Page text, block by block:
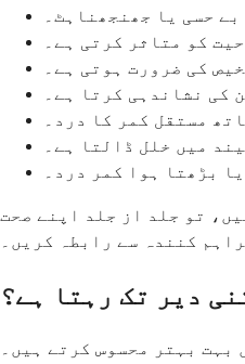
حسی یا جھنجھناہٹ۔
کو متاثر کرتی ہے۔
کی ضرورت ہوتی ہے۔
کی نشاندہی کرتا ہے۔
مستقل کمر کا درد۔
میں خلل ڈالتا ہے۔
بڑھتا ہوا کمر درد۔
تو جلد از جلد اپنے صحت
کنندہ سے رابطہ کریں۔
دیر تک رہتا ہے؟
بہت بہتر محسوس کرتے ہیں۔